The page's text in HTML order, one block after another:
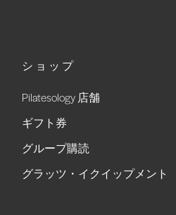
ショップ
Pilatesology 店舗
ギフト券
グループ購読
グラッツ・イクイップメント